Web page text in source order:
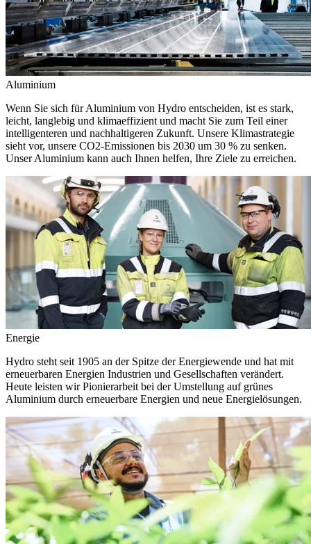
Aluminium
Wenn Sie sich für Aluminium von Hydro entscheiden, ist es stark,
leicht, langlebig und klimaeffizient und macht Sie zum Teil einer
intelligenteren und nachhaltigeren Zukunft. Unsere Klimastrategie
sieht vor, unsere CO2-Emissionen bis 2030 um 30 % zu senken.
Unser Aluminium kann auch Ihnen helfen, Ihre Ziele zu erreichen.
Energie
Hydro steht seit 1905 an der Spitze der Energiewende und hat mit
erneuerbaren Energien Industrien und Gesellschaften verändert.
Heute leisten wir Pionierarbeit bei der Umstellung auf grünes
Aluminium durch erneuerbare Energien und neue Energielösungen.